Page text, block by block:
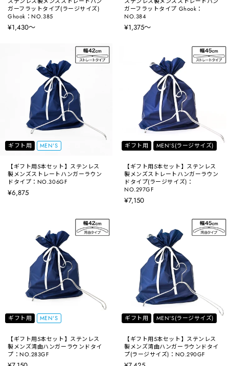
ガーフラットタイプ(ラージサイズ)
Ghook：NO.385
¥1,430〜
ガーフラットタイプ Ghook：
NO.384
¥1,375〜
ギフト用 MEN'S
【ギフト用5本セット】ステンレス
製メンズストレートハンガーラウン
ドタイプ：NO.306GF
¥6,875
ギフト用 MEN'S(ラージサイズ)
【ギフト用5本セット】ステンレス
製メンズストレートハンガーラウン
ドタイプ(ラージサイズ)：
NO.297GF
¥7,150
ギフト用 MEN'S
【ギフト用5本セット】ステンレス
製メンズ湾曲ハンガーラウンドタイ
プ：NO.283GF
ギフト用 MEN'S(ラージサイズ)
【ギフト用5本セット】ステンレス
製メンズ湾曲ハンガーラウンドタイ
プ(ラージサイズ)：NO.290GF